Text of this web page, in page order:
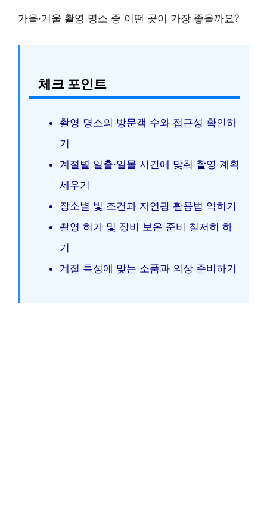
가을·겨울 촬영 명소 중 어떤 곳이 가장 좋을까요?
체크 포인트
촬영 명소의 방문객 수와 접근성 확인하
기
계절별 일출·일몰 시간에 맞춰 촬영 계획
세우기
장소별 빛 조건과 자연광 활용법 익히기
촬영 허가 및 장비 보온 준비 철저히 하
기
계절 특성에 맞는 소품과 의상 준비하기